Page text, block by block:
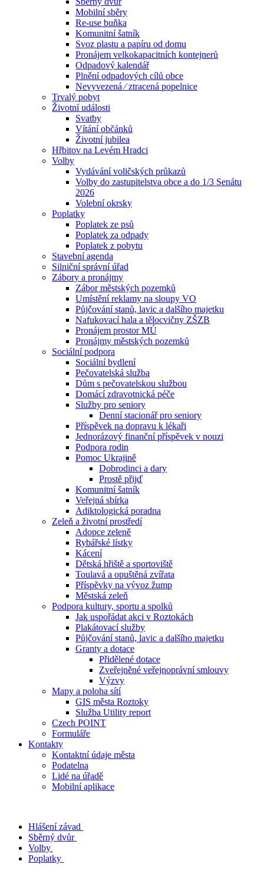
Mobilní sběry
Re-use buňka
Komunitní šatník
Svoz plastu a papíru od domu
Pronájem velkokapacitních kontejnerů
Odpadový kalendář
Plnění odpadových cílů obce
Nevyvezená ⁄ ztracená popelnice
Trvalý pobyt
Životní události
Svatby
Vítání občánků
Životní jubilea
Hřbitov na Levém Hradci
Volby
Vydávání voličských průkazů
Volby do zastupitelstva obce a do 1/3 Senátu
2026
Volební okrsky
Poplatky
Poplatek ze psů
Poplatek za odpady
Poplatek z pobytu
Stavební agenda
Silniční správní úřad
Zábory a pronájmy
Zábor městských pozemků
Umístění reklamy na sloupy VO
Půjčování stanů, lavic a dalšího majetku
Nafukovací hala a tělocvičny ZŠZB
Pronájem prostor MÚ
Pronájmy městských pozemků
Sociální podpora
Sociální bydlení
Pečovatelská služba
Dům s pečovatelskou službou
Domácí zdravotnická péče
Služby pro seniory
Denní stacionář pro seniory
Příspěvek na dopravu k lékaři
Jednorázový finanční příspěvek v nouzi
Podpora rodin
Pomoc Ukrajině
Dobrodinci a dary
Prostě přijď
Komunitní šatník
Veřejná sbírka
Adiktologická poradna
Zeleň a životní prostředí
Adopce zeleně
Rybářské lístky
Kácení
Dětská hřiště a sportoviště
Toulavá a opuštěná zvířata
Příspěvky na vývoz žump
Městská zeleň
Podpora kultury, sportu a spolků
Jak uspořádat akci v Roztokách
Plakátovací služby
Půjčování stanů, lavic a dalšího majetku
Granty a dotace
Přidělené dotace
Zveřejněné veřejnoprávní smlouvy
Výzvy
Mapy a poloha sítí
GIS města Roztoky
Služba Utility report
Czech POINT
Formuláře
Kontakty
Kontaktní údaje města
Podatelna
Lidé na úřadě
Mobilní aplikace
Hlášení závad
Sběrný dvůr
Volby
Poplatky